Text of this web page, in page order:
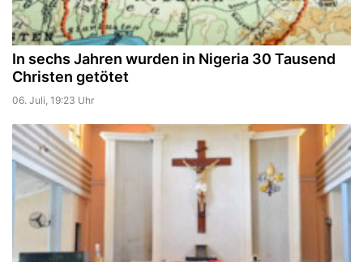
In sechs Jahren wurden in Nigeria 30 Tausend
Christen getötet
06. Juli, 19:23 Uhr